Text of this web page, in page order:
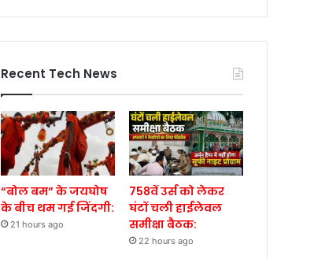
Recent Tech News
“बोल बम” के जयघोष
के बीच थम गई जिंदगी:
21 hours ago
758वें उर्स को लेकर
घंटों चली हाईलेवल
समीक्षा बैठक:
22 hours ago